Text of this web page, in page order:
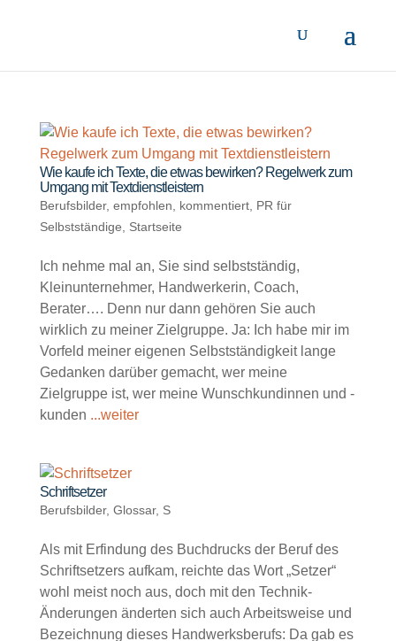
Wie kaufe ich Texte, die etwas bewirken? Regelwerk zum
Umgang mit Textdienstleistern
Berufsbilder, empfohlen kommentiert, PR für
Selbstständige
Startseite
Ich nehme mal an, Sie sind selbstständig,
Kleinunternehmer, Handwerkerin, Coach,
Berater…. Denn nur dann gehören Sie auch
wirklich zu meiner Zielgruppe. Ja: Ich habe mir im
Vorfeld meiner eigenen Selbstständigkeit lange
Gedanken darüber gemacht, wer meine
Zielgruppe ist, wer meine Wunschkundinnen und -
kunden ...weiter
Schriftsetzer
Berufsbilder, Glossar, S
Als mit Erfindung des Buchdrucks der Beruf des
Schriftsetzers aufkam, reichte das Wort „Setzer“
wohl meist noch aus, doch mit den Technik-
Änderungen änderten sich auch Arbeitsweise und
Bezeichnung dieses Handwerksberufs: Da gab es